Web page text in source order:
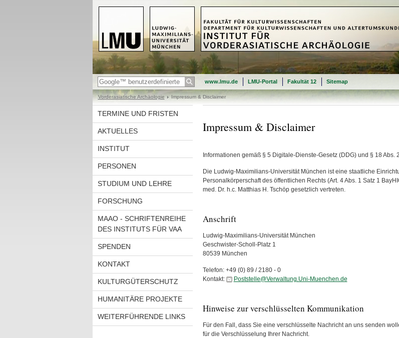
www.lmu.de LMU-Portal Fakultät 12 Sitemap
Vorderasiatische Archäologie Impressum & Disclaimer
TERMINE UND FRISTEN
AKTUELLES
INSTITUT
PERSONEN
STUDIUM UND LEHRE
FORSCHUNG
MAAO - SCHRIFTENREIHE
DES INSTITUTS FÜR VAA
SPENDEN
KONTAKT
KULTURGÜTERSCHUTZ
HUMANITÄRE PROJEKTE
WEITERFÜHRENDE LINKS
Impressum & Disclaimer
Informationen gemäß § 5 Digitale-Dienste-Gesetz (DDG) und § 18 Abs.
Die Ludwig-Maximilians-Universität München ist eine staatliche
Personalkörperschaft des öffentlichen Rechts (Art. 4 Abs. 1 Satz 1
med. Dr. h.c. Matthias H. Tschöp gesetzlich vertreten.
Anschrift
Ludwig-Maximilians-Universität München
Geschwister-Scholl-Platz 1
80539 München
Telefon: +49 (0) 89 / 2180 - 0
Kontakt:
Poststelle@Verwaltung.Uni-Muenchen.de
Hinweise zur verschlüsselten Kommunikation
Für den Fall, dass Sie eine verschlüsselte Nachricht an uns senden
für die Verschlüsselung Ihrer Nachricht.